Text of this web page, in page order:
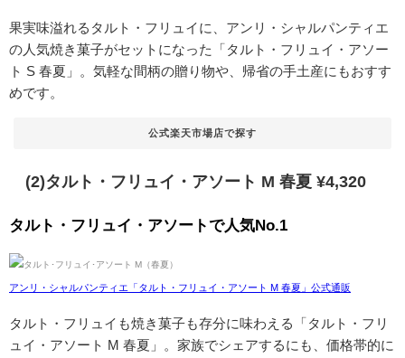
果実味溢れるタルト・フリュイに、アンリ・シャルパンティエ
の人気焼き菓子がセットになった「タルト・フリュイ・アソー
ト S 春夏」。気軽な間柄の贈り物や、帰省の手土産にもおすす
めです。
公式楽天市場店で探す
(2)タルト・フリュイ・アソート M 春夏 ¥4,320
タルト・フリュイ・アソートで人気No.1
アンリ・シャルパンティエ「タルト・フリュイ・アソート M 春夏」公式通販
タルト・フリュイも焼き菓子も存分に味わえる「タルト・フリ
ュイ・アソート M 春夏」。家族でシェアするにも、価格帯的に